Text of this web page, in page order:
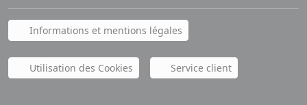
Informations et mentions légales
Utilisation des Cookies Service client